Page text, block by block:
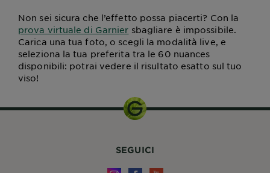
Non sei sicura che l’effetto possa piacerti? Con la
prova virtuale di Garnier sbagliare è impossibile.
Carica una tua foto, o scegli la modalità live, e
seleziona la tua preferita tra le 60 nuances
disponibili: potrai vedere il risultato esatto sul tuo
viso!
SEGUICI